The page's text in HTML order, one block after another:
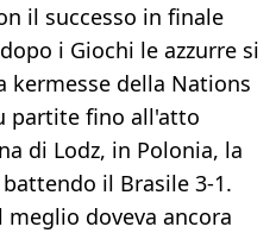
il successo in finale
i Giochi le azzurre si
kermesse della Nations
partite fino all'atto
di Lodz, in Polonia, la
il Brasile 3-1.
doveva ancora